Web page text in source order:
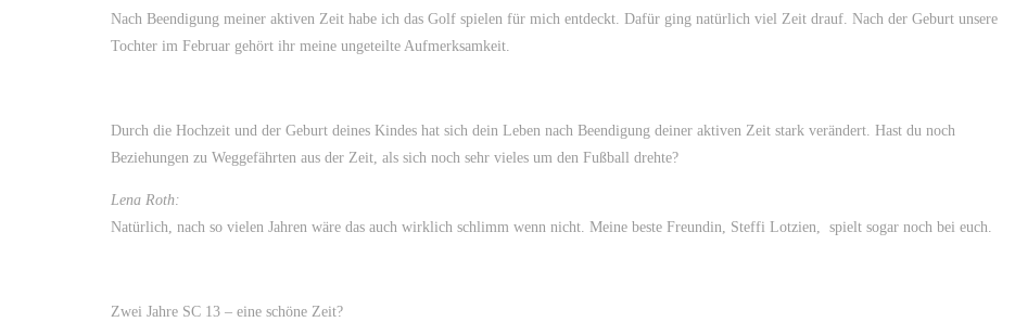
Nach Beendigung meiner aktiven Zeit habe ich das Golf spielen für mich entdeckt. Dafür ging natürlich viel Zeit drauf. Nach der Geburt unsere
Tochter im Februar gehört ihr meine ungeteilte Aufmerksamkeit.
Durch die Hochzeit und der Geburt deines Kindes hat sich dein Leben nach Beendigung deiner aktiven Zeit stark verändert. Hast du noch
Beziehungen zu Weggefährten aus der Zeit, als sich noch sehr vieles um den Fußball drehte?
Lena Roth:
Natürlich, nach so vielen Jahren wäre das auch wirklich schlimm wenn nicht. Meine beste Freundin, Steffi Lotzien, spielt sogar noch bei euch.
Zwei Jahre SC 13 – eine schöne Zeit?